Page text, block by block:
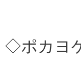
◇ポカヨ